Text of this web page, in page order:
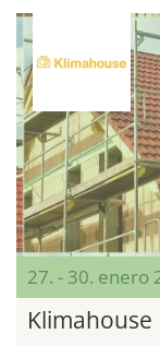
27. - 30. enero
Klimahouse